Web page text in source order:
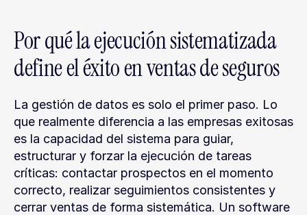
Por qué la ejecución sistematizada
define el éxito en ventas de seguros
La gestión de datos es solo el primer paso. Lo
que realmente diferencia a las empresas exitosas
es la capacidad del sistema para guiar,
estructurar y forzar la ejecución de tareas
críticas: contactar prospectos en el momento
correcto, realizar seguimientos consistentes y
cerrar ventas de forma sistemática. Un software